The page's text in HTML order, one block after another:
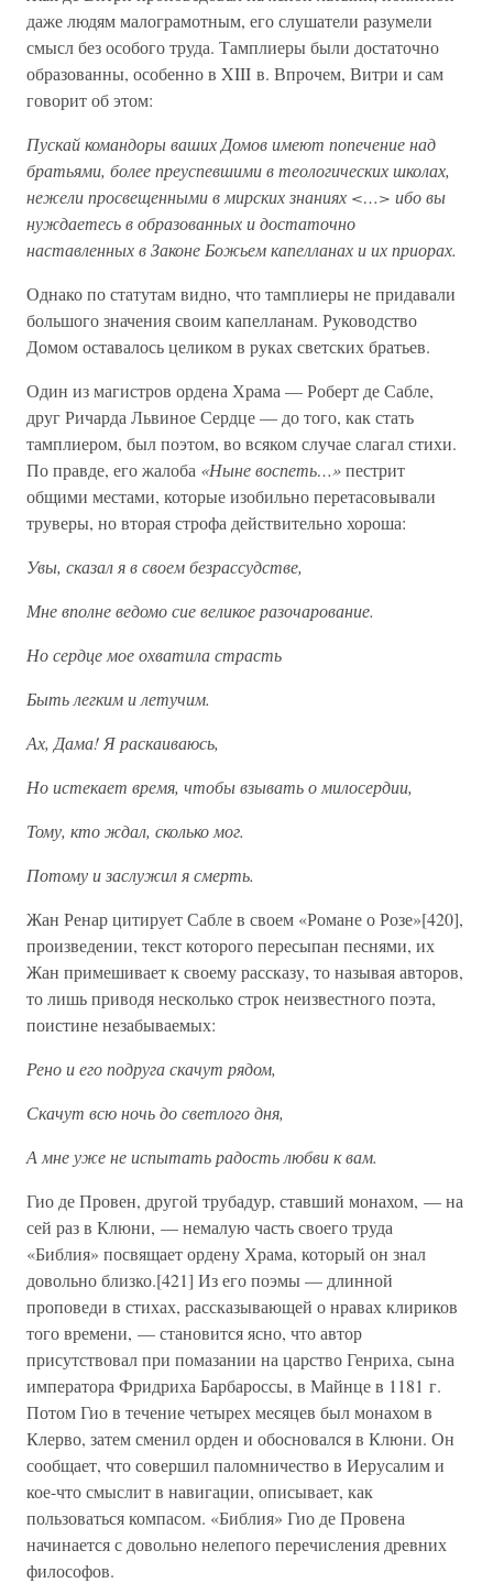
даже людям малограмотным, его слушатели разумели
смысл без особого труда. Тамплиеры были достаточно
образованны, особенно в XIII в. Впрочем, Витри и сам
говорит об этом:
Пускай командоры ваших Домов имеют попечение над
братьями, более преуспевшими в теологических школах,
нежели просвещенными в мирских знаниях <…> ибо вы
нуждаетесь в образованных и достаточно
наставленных в Законе Божьем капелланах и их приорах.
Однако по статутам видно, что тамплиеры не придавали
большого значения своим капелланам. Руководство
Домом оставалось целиком в руках светских братьев.
Один из магистров ордена Храма — Роберт де Сабле,
друг Ричарда Львиное Сердце — до того, как стать
тамплиером, был поэтом, во всяком случае слагал стихи.
По правде, его жалоба «Ныне воспеть…»пестрит
общими местами, которые изобильно перетасовывали
труверы, но вторая строфа действительно хороша:
Увы, сказал я в своем безрассудстве,
Мне вполне ведомо сие великое разочарование.
Но сердце мое охватила страсть
Быть легким и летучим.
Ах, Дама! Я раскаиваюсь,
Но истекает время, чтобы взывать о милосердии,
Тому, кто ждал, сколько мог.
Потому и заслужил я смерть.
Жан Ренар цитирует Сабле в своем «Романе о Розе»[420],
произведении, текст которого пересыпан песнями, их
Жан примешивает к своему рассказу, то называя авторов,
то лишь приводя несколько строк неизвестного поэта,
поистине незабываемых:
Рено и его подруга скачут рядом,
Скачут всю ночь до светлого дня,
А мне уже не испытать радость любви к вам.
Гио де Провен, другой трубадур, ставший монахом, — на
сей раз в Клюни, — немалую часть своего труда
«Библия» посвящает ордену Храма, который он знал
довольно близко.[421] Из его поэмы — длинной
проповеди в стихах, рассказывающей о нравах клириков
того времени, — становится ясно, что автор
присутствовал при помазании на царство Генриха, сына
императора Фридриха Барбароссы, в Майнце в 1181 г.
Потом Гио в течение четырех месяцев был монахом в
Клерво, затем сменил орден и обосновался в Клюни. Он
сообщает, что совершил паломничество в Иерусалим и
кое-что смыслит в навигации, описывает, как
пользоваться компасом. «Библия» Гио де Провена
начинается с довольно нелепого перечисления древних
философов.